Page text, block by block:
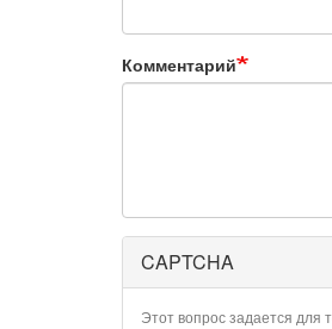
Комментарий
CAPTCHA
Этот вопрос задается для